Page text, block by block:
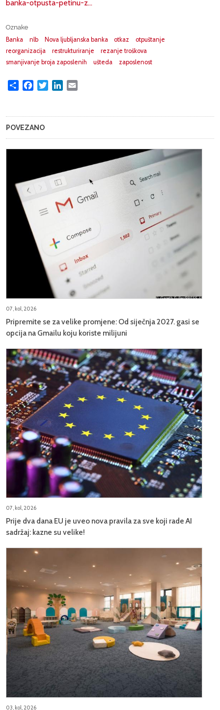
banka-otpusta-petinu-z...
Oznake
Banka
nlb Nova ljubljanska banka otkaz
otpuštanje
reorganizacija
restrukturiranje
rezanje troškova
smanjivanje broja zaposlenih
ušteda zaposlenost
Share FacebookTwitterLinkedIn
POVEZANO
07, kol, 2026
Pripremite se za velike promjene: Od siječnja 2027. gasi se
opcija na Gmailu koju koriste milijuni
07, kol, 2026
Prije dva dana EU je uveo nova pravila za sve koji rade AI
sadržaj: kazne su velike!
03, kol, 2026